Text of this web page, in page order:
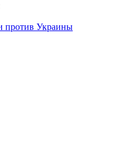
против Украины